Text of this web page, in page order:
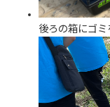
後ろの箱にゴ